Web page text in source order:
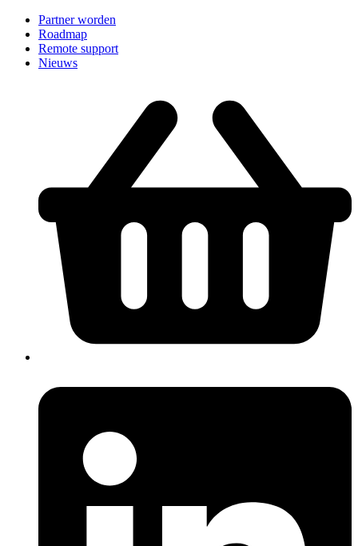
Partner worden
Roadmap
Remote support
Nieuws